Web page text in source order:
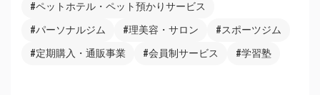
#ペットホテル・ペット預かりサービス
#パーソナルジム #理美容・サロン #スポーツジム
#定期購入・通販事業 #会員制サービス #学習塾